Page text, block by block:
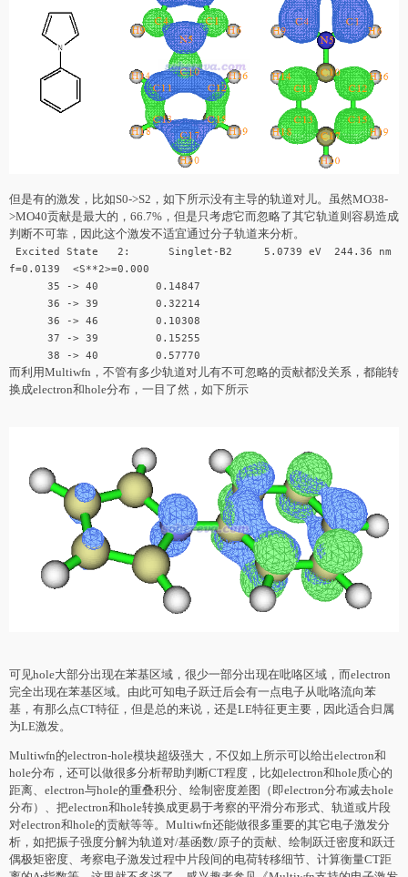
但是有的激发，比如S0->S2，如下所示没有主导的轨道对儿。虽然MO38-
>MO40贡献是最大的，66.7%，但是只考虑它而忽略了其它轨道则容易造成
判断不可靠，因此这个激发不适宜通过分子轨道来分析。
Excited State 2: Singlet-B2 5.0739 eV 244.36 nm
f=0.0139 <S**2>=0.000
35 -> 40 0.14847
36 -> 39 0.32214
36 -> 46 0.10308
37 -> 39 0.15255
38 -> 40 0.57770
而利用Multiwfn，不管有多少轨道对儿有不可忽略的贡献都没关系，都能转
换成electron和hole分布，一目了然，如下所示
可见hole大部分出现在苯基区域，很少一部分出现在吡咯区域，而electron
完全出现在苯基区域。由此可知电子跃迁后会有一点电子从吡咯流向苯
基，有那么点CT特征，但是总的来说，还是LE特征更主要，因此适合归属
为LE激发。
Multiwfn的electron-hole模块超级强大，不仅如上所示可以给出electron和
hole分布，还可以做很多分析帮助判断CT程度，比如electron和hole质心的
距离、electron与hole的重叠积分、绘制密度差图（即electron分布减去hole
分布）、把electron和hole转换成更易于考察的平滑分布形式、轨道或片段
对electron和hole的贡献等等。Multiwfn还能做很多重要的其它电子激发分
析，如把振子强度分解为轨道对/基函数/原子的贡献、绘制跃迁密度和跃迁
偶极矩密度、考察电子激发过程中片段间的电荷转移细节、计算衡量CT距